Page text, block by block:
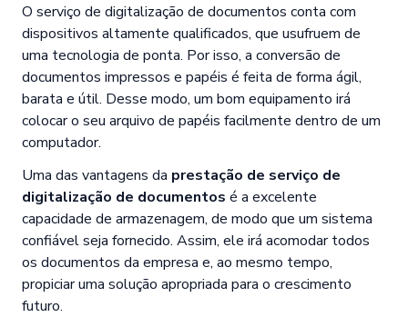
O serviço de digitalização de documentos conta com
dispositivos altamente qualificados, que usufruem de
uma tecnologia de ponta. Por isso, a conversão de
documentos impressos e papéis é feita de forma ágil,
barata e útil. Desse modo, um bom equipamento irá
colocar o seu arquivo de papéis facilmente dentro de um
computador.
Uma das vantagens da prestação de serviço de
digitalização de documentos é a excelente
capacidade de armazenagem, de modo que um sistema
confiável seja fornecido. Assim, ele irá acomodar todos
os documentos da empresa e, ao mesmo tempo,
propiciar uma solução apropriada para o crescimento
futuro.